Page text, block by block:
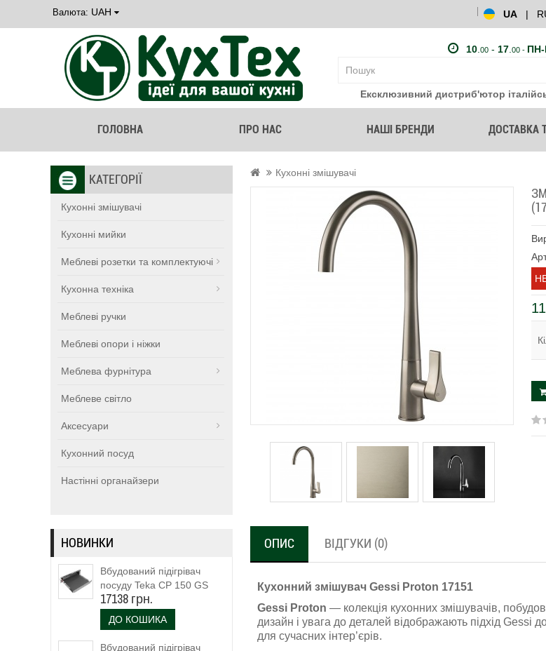
Валюта: UAH UA |
10. 00- 17. 00 -
Ексклюзивний дистриб'ютор
ГОЛОВНА ПРО НАС НАШІ БРЕНДИ ДОСТАВКА
КАТЕГОРІЇ
Кухонні змішувачі
Кухонні мийки
Меблеві розетки та комплектуючі
Кухонна техніка
Меблеві ручки
Меблеві опори і ніжки
Меблева фурнітура
Меблеве світло
Аксесуари
Кухонний посуд
Настінні органайзери
НОВИНКИ
Вбудований підігрівач
посуду Teka CP 150 GS
(111600003)
17138 грн.
ДО КОШИКА
Вбудований підігрівач
Кухонні змішувачі
ОПИС ВІДГУКИ (0)
Кухонний змішувач Gessi Proton 17151
Gessi Proton — колекція кухонних змішувачів,
дизайн і увага до деталей відображають підхід Gessi
для сучасних інтер’єрів.